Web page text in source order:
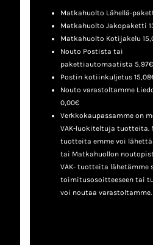
Matkahuolto Lähellä-
Matkahuolto Jakopaketti
Matkahuolto Kotijakelu
Nouto Postista tai
pakettiautomaatista 5,97€
Postin kotiinkuljetus
Nouto varastoltamme
0,00€
Verkkokaupassamme on
VAK-luokiteltuja tuotteita.
tuotteita emme voi
tai Matkahuollon
VAK- tuotteita lähetämme
toimitusosoitteeseen tai
voi noutaa varastoltamme.